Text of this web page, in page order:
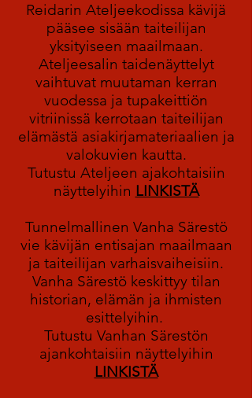
Reidarin Ateljeekodissa kävijä
pääsee sisään taiteilijan
yksityiseen maailmaan.
Ateljeesalin taidenäyttelyt
vaihtuvat muutaman kerran
vuodessa ja tupakeittiön
vitriinissä kerrotaan taiteilijan
elämästä asiakirjamateriaalien ja
valokuvien kautta.
Tutustu Ateljeen ajakohtaisiin
näyttelyihin LINKISTÄ
Tunnelmallinen Vanha Särestö
vie kävijän entisajan maailmaan
ja taiteilijan varhaisvaiheisiin.
Vanha Särestö keskittyy tilan
historian, elämän ja ihmisten
esittelyihin.
Tutustu Vanhan Särestön
ajankohtaisiin näyttelyihin
LINKISTÄ